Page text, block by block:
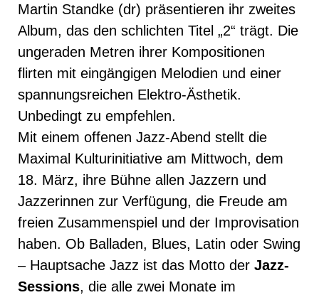
Martin Standke (dr) präsentieren ihr zweites
Album, das den schlichten Titel „2“ trägt. Die
ungeraden Metren ihrer Kompositionen
flirten mit eingängigen Melodien und einer
spannungsreichen Elektro-Ästhetik.
Unbedingt zu empfehlen.
Mit einem offenen Jazz-Abend stellt die
Maximal Kulturinitiative am Mittwoch, dem
18. März, ihre Bühne allen Jazzern und
Jazzerinnen zur Verfügung, die Freude am
freien Zusammenspiel und der Improvisation
haben. Ob Balladen, Blues, Latin oder Swing
– Hauptsache Jazz ist das Motto der Jazz-
Sessions, die alle zwei Monate im